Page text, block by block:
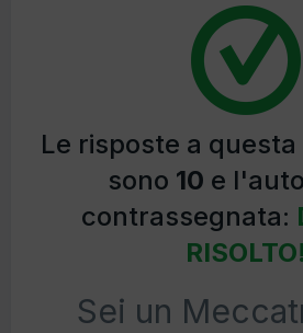
Le risposte a
sono 10 e
contrassegnata:
RISOLTO!
Sei un